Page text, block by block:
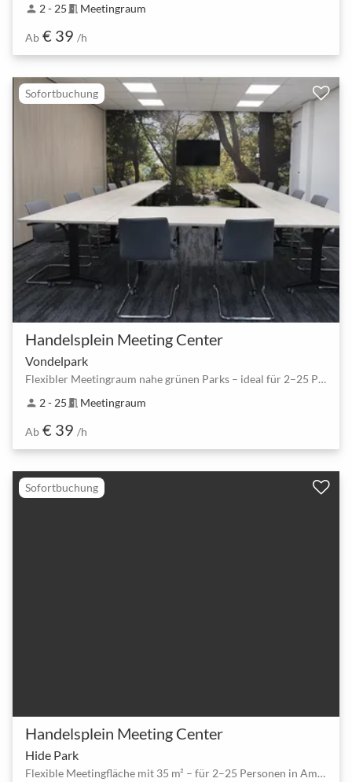
person 2 - 25 meeting_room Meetingraum
Ab € 39 /h
Sofortbuchung
Handelsplein Meeting Center
Vondelpark
Flexibler Meetingraum nahe grünen Parks – ideal für 2–25 Personen
person 2 - 25 meeting_room Meetingraum
Ab € 39 /h
Sofortbuchung
Handelsplein Meeting Center
Hide Park
Flexible Meetingfläche mit 35 m² – für 2–25 Personen in Amstelveen